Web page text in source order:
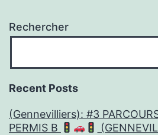
Rechercher
Recent Posts
(Gennevilliers): #3
PERMIS B